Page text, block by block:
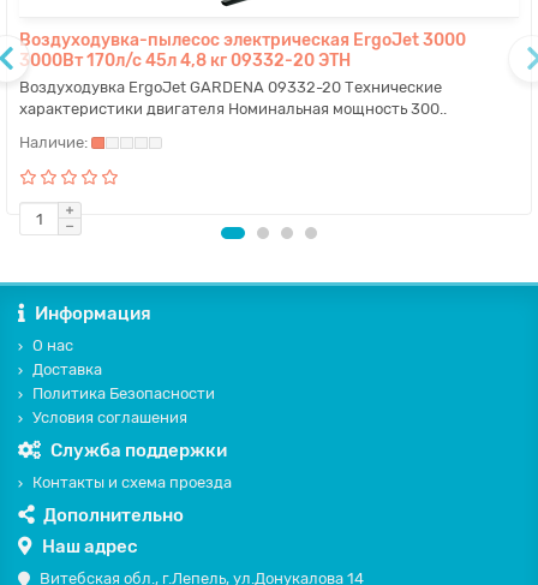
Воздуходувка-пылесос электрическая ErgoJet 3000
3000Вт 170л/с 45л 4,8 кг 09332-20 ЭТН
Воздуходувка ErgoJet GARDENA 09332-20 Технические
характеристики двигателя Номинальная мощность 300..
Информация
О нас
Доставка
Политика Безопасности
Условия соглашения
Служба поддержки
Контакты и схема проезда
Дополнительно
Наш адрес
Витебская обл., г.Лепель, ул.Донукалова 14